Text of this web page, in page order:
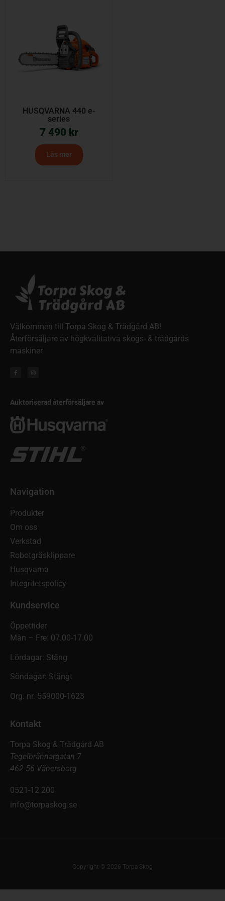
HUSQVARNA 440 e-
series
7 490 kr
Läs mer
Välkommen till Torpa Skog & Trädgård AB!
Återförsäljare av högkvalitativa skogs- & trädgårds
maskiner
Auktoriserad återförsäljare av
Navigation
Produkter
Om oss
Verkstad
Robotgräsklippare
Husqvarna
Integritetspolicy
Kundservice
Öppettider
Mån – Fre: 07.00-17.00
Lördagar: Stäng
Söndagar: Stängt
Org. nr. 559000-1623
Kontakt
Torpa Skog & Trädgård AB
Tegelbrännargatan 7
462 56 Vänersborg
0521-12 200
info@torpaskog.se
Copyright © 2026 Torpa Skog